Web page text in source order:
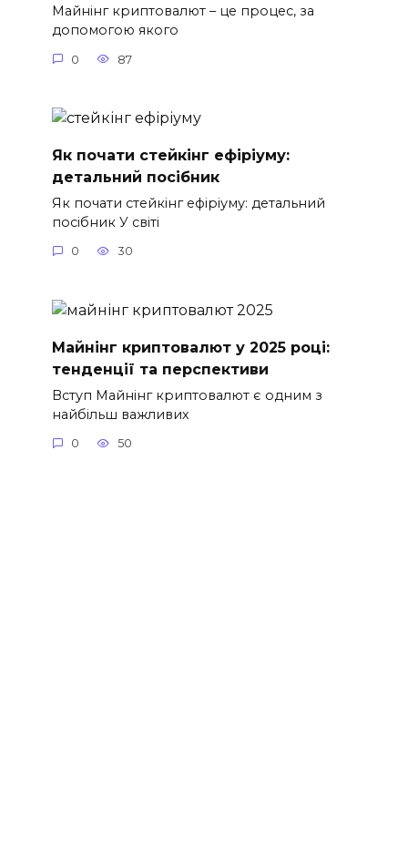
Майнінг криптовалют – це процес, за
допомогою якого
0 87
Як почати стейкінг ефіріуму:
детальний посібник
Як почати стейкінг ефіріуму: детальний
посібник У світі
0 30
Майнінг криптовалют у 2025 році:
тенденції та перспективи
Вступ Майнінг криптовалют є одним з
найбільш важливих
0 50